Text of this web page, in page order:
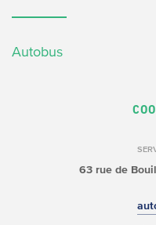
Autobus
63 rue de